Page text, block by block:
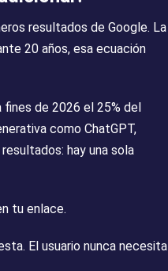
resultados de Google. La
20 años, esa ecuación
fines de 2026 el 25% del
como ChatGPT,
hay una sola
tu enlace.
El usuario nunca necesita